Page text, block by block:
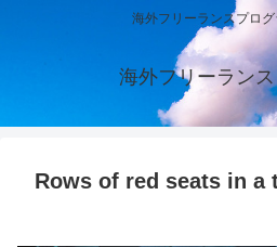
海外フリーランスプロ
海外フリーラン
Rows of red seats in a